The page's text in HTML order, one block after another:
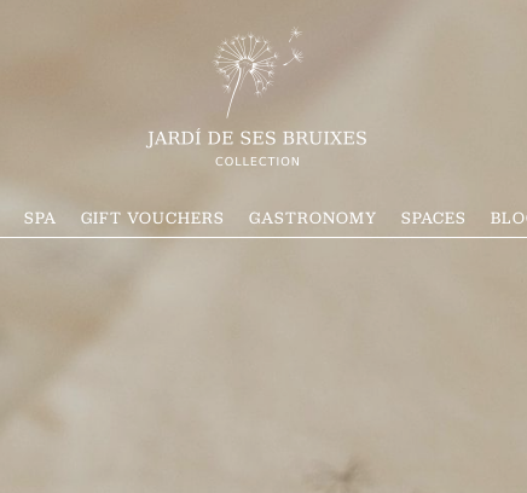
SPA GIFT VOUCHERS GASTRONOMY SPACES